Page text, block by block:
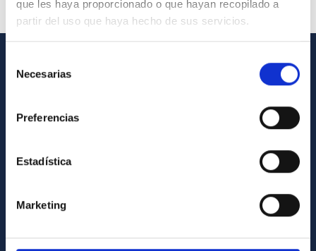
que les haya proporcionado o que hayan recopilado a
partir del uso que haya hecho de sus servicios.
Necesarias
Preferencias
Estadística
Marketing
GENERAL INFORMATION
General register
ABOUT THE IAC